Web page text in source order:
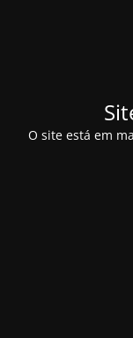
O site está em